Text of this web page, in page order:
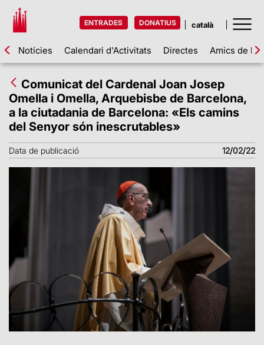
ENTRADES DONATIUS
Notícies Calendari d'Activitats Directes Amics de la
Comunicat del Cardenal Joan Josep
Omella i Omella, Arquebisbe de Barcelona,
a la ciutadania de Barcelona: «Els camins
del Senyor són inescrutables»
Data de publicació 12/02/22